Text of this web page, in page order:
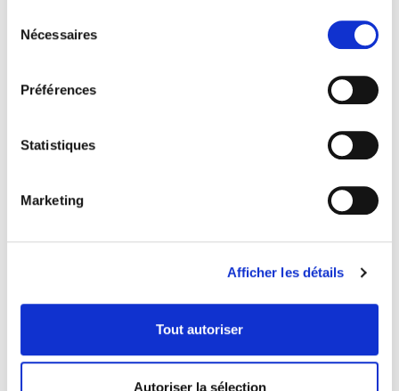
Nécessaires
Préférences
Statistiques
Marketing
Afficher les détails
Tout autoriser
Autoriser la sélection
26821